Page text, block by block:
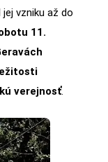
vzniku až do
11.
verejnosť.